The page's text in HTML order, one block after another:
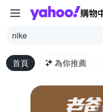
nike
首頁 為你推薦